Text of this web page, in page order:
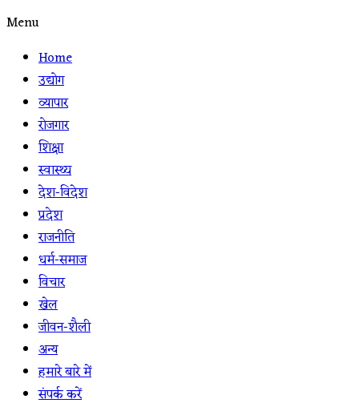
Menu
Home
उद्योग
व्यापार
रोजगार
शिक्षा
स्वास्थ्य
देश-विदेश
प्रदेश
राजनीति
धर्म-समाज
विचार
खेल
जीवन-शैली
अन्य
हमारे बारे में
संपर्क करें